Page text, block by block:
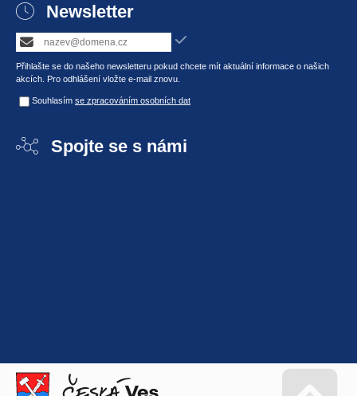
Newsletter
Přihlašte se do našeho newsletteru pokud chcete mít aktuální informace o našich
akcích. Pro odhlášení vložte e-mail znovu.
Souhlasím se zpracováním osobních dat
Spojte se s námi